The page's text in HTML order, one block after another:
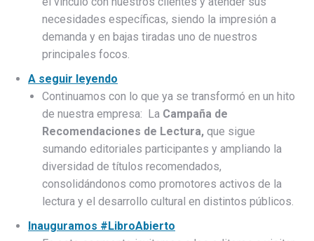
necesidades específicas, siendo la impresión a
demanda y en bajas tiradas uno de nuestros
principales focos.
A seguir leyendo
Continuamos con lo que ya se transformó en un hito
de nuestra empresa: La Campaña de
Recomendaciones de Lectura, que sigue
sumando editoriales participantes y ampliando la
diversidad de títulos recomendados,
consolidándonos como promotores activos de la
lectura y el desarrollo cultural en distintos públicos.
Inauguramos #LibroAbierto